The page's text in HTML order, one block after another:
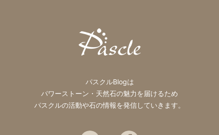
パスクルBlogは
パワーストーン・天然石の魅力を届けるため
パスクルの活動や石の情報を発信していきます。